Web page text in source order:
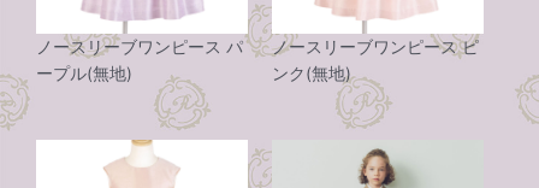
ノースリーブワンピース パ
ープル(無地)
ノースリーブワンピース ピ
ンク(無地)